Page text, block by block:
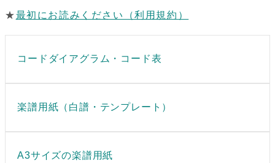
★最初にお読みください（利用規約）
コードダイアグラム・コード表
楽譜用紙（白譜・テンプレート）
A3サイズの楽譜用紙